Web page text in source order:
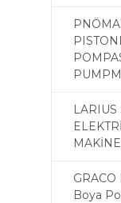
LARIUS
GRACO
Boya